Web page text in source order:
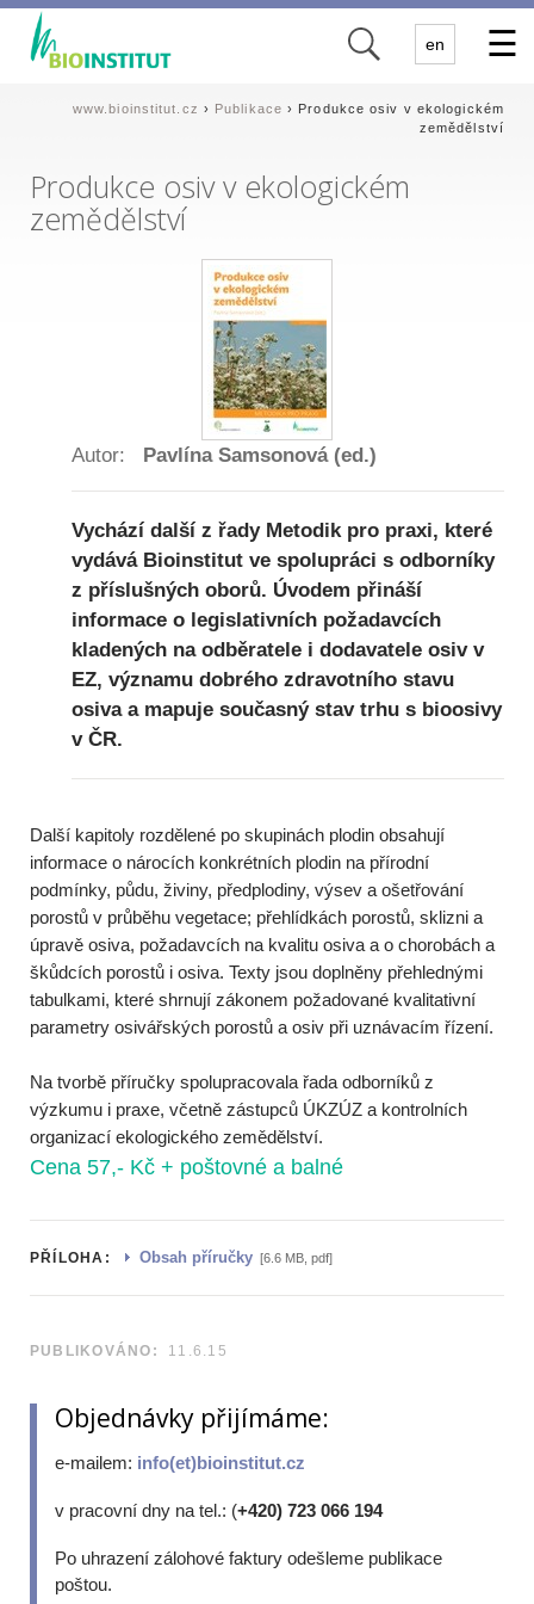
en
✕
www.bioinstitut.cz › Publikace › Produkce osiv v ekologickém
zemědělství
Produkce osiv v ekologickém
zemědělství
Autor: Pavlína Samsonová (ed.)
Vychází další z řady Metodik pro praxi, které
vydává Bioinstitut ve spolupráci s odborníky
z příslušných oborů. Úvodem přináší
informace o legislativních požadavcích
kladených na odběratele i dodavatele osiv v
EZ, významu dobrého zdravotního stavu
osiva a mapuje současný stav trhu s bioosivy
v ČR.
Další kapitoly rozdělené po skupinách plodin obsahují
informace o nárocích konkrétních plodin na přírodní
podmínky, půdu, živiny, předplodiny, výsev a ošetřování
porostů v průběhu vegetace; přehlídkách porostů, sklizni a
úpravě osiva, požadavcích na kvalitu osiva a o chorobách a
škůdcích porostů i osiva. Texty jsou doplněny přehlednými
tabulkami, které shrnují zákonem požadované kvalitativní
parametry osivářských porostů a osiv při uznávacím řízení.
Na tvorbě příručky spolupracovala řada odborníků z
výzkumu i praxe, včetně zástupců ÚKZÚZ a kontrolních
organizací ekologického zemědělství.
Cena 57,- Kč + poštovné a balné
PŘÍLOHA: Obsah příručky [6.6 MB, pdf]
PUBLIKOVÁNO: 11.6.15
Objednávky přijímáme:
e-mailem: info(et)bioinstitut.cz
v pracovní dny na tel.: (+420) 723 066 194
Po uhrazení zálohové faktury odešleme publikace
poštou.